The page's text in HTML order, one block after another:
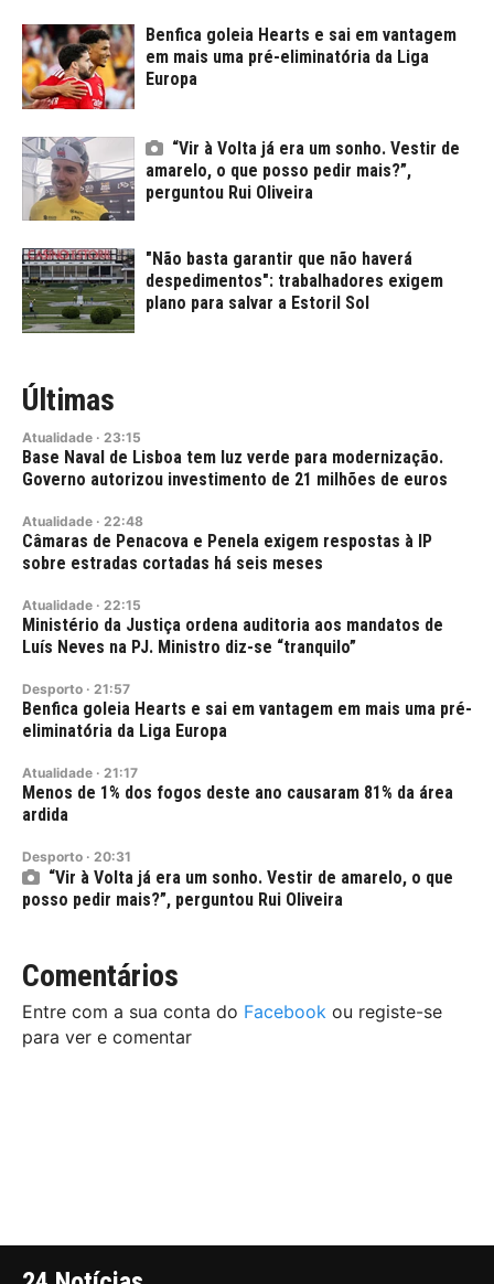
Benfica goleia Hearts e sai em vantagem
em mais uma pré-eliminatória da Liga
Europa
“Vir à Volta já era um sonho. Vestir de
amarelo, o que posso pedir mais?”,
perguntou Rui Oliveira
"Não basta garantir que não haverá
despedimentos": trabalhadores exigem
plano para salvar a Estoril Sol
Últimas
Atualidade · 23:15
Base Naval de Lisboa tem luz verde para modernização.
Governo autorizou investimento de 21 milhões de euros
Atualidade · 22:48
Câmaras de Penacova e Penela exigem respostas à IP
sobre estradas cortadas há seis meses
Atualidade · 22:15
Ministério da Justiça ordena auditoria aos mandatos de
Luís Neves na PJ. Ministro diz-se “tranquilo”
Desporto · 21:57
Benfica goleia Hearts e sai em vantagem em mais uma pré-
eliminatória da Liga Europa
Atualidade · 21:17
Menos de 1% dos fogos deste ano causaram 81% da área
ardida
Desporto · 20:31
“Vir à Volta já era um sonho. Vestir de amarelo, o que
posso pedir mais?”, perguntou Rui Oliveira
Comentários
Entre com a sua conta do Facebook ou registe-se
para ver e comentar